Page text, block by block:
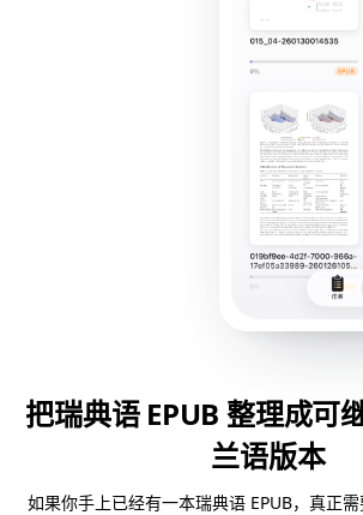
把瑞典语 EPUB 整理成可
兰语版本
如果你手上已经有一本瑞典语 EPUB，真正